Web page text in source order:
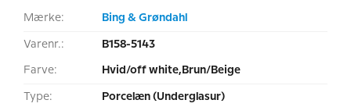
Mærke: Bing & Grøndahl
Varenr.: B158-5143
Farve: Hvid/off white,Brun/Beige
Type: Porcelæn (Underglasur)